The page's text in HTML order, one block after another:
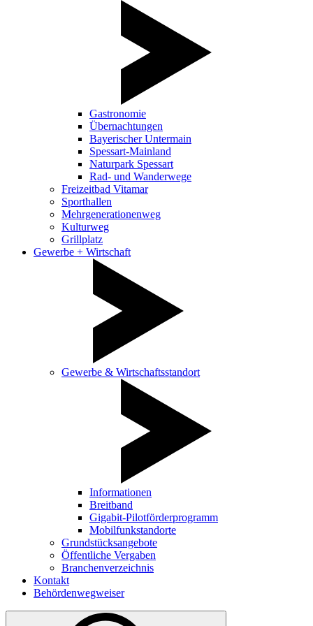
Gastronomie
Übernachtungen
Bayerischer Untermain
Spessart-Mainland
Naturpark Spessart
Rad- und Wanderwege
Freizeitbad Vitamar
Sporthallen
Mehrgenerationenweg
Kulturweg
Grillplatz
Gewerbe + Wirtschaft
Gewerbe & Wirtschaftsstandort
Informationen
Breitband
Gigabit-Pilotförderprogramm
Mobilfunkstandorte
Grundstücksangebote
Öffentliche Vergaben
Branchenverzeichnis
Kontakt
Behördenwegweiser